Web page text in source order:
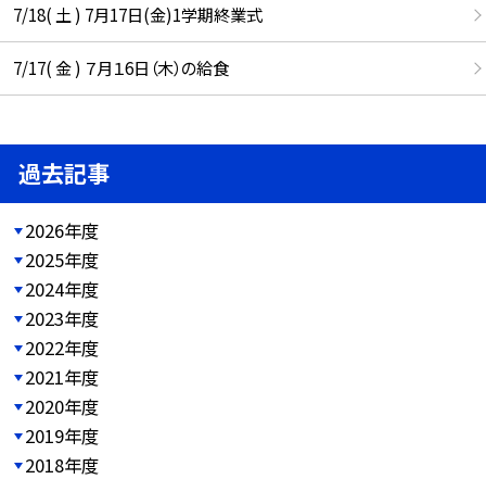
7/18( 土 ) 7月17日(金)1学期終業式
7/17( 金 ) ７月１6日（木）の給食
過去記事
2026年度
2025年度
2024年度
2023年度
2022年度
2021年度
2020年度
2019年度
2018年度